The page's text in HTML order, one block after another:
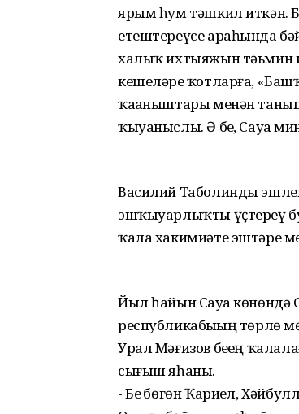
ярым һум тәшкил иткән.
етештереүсе араһында
халыҡ ихтыяжын тәьмин
кешеләрҙе ҡотларға,
ҡаҙаныштары менән
ҡыуаныслы. Ә беҙ, Сауҙа
Василий Таболинды
эшҡыуарлыҡты үҫтереү
ҡала хакимиәте эштәре
Йыл һайын Сауҙа көнөндә
республикабыҙҙың төрлө
Урал Мәғизов беҙҙең
сығыш яһаны.
- Беҙ бөгөн Ҡариҙел,